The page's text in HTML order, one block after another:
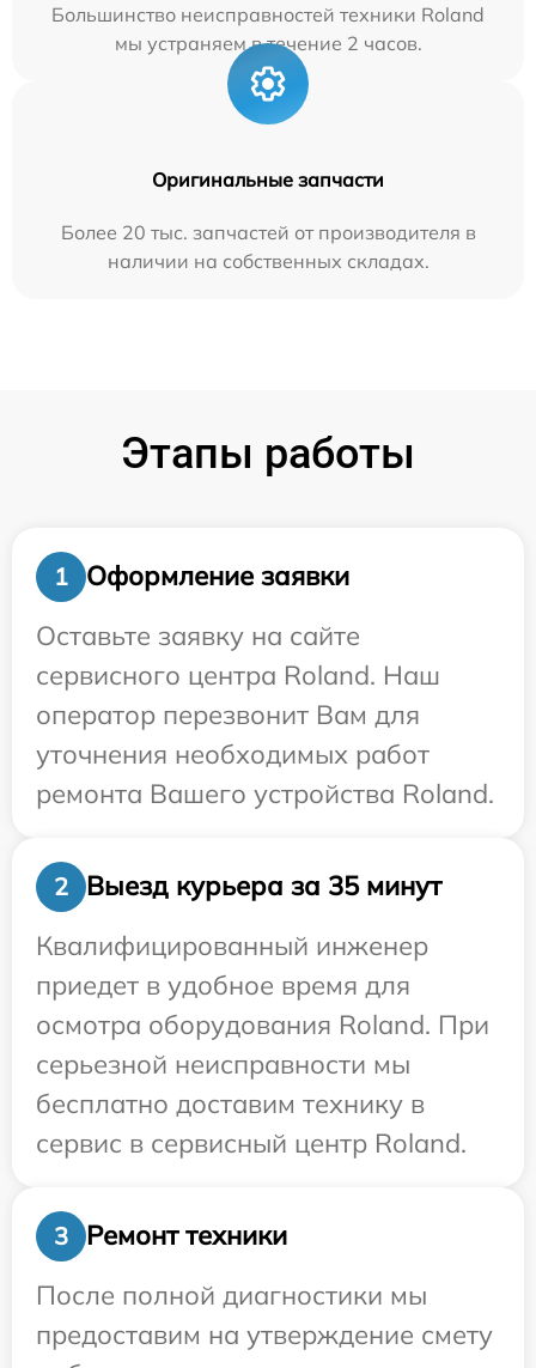
Большинство неисправностей техники Roland
мы устраняем в течение 2 часов.
Оригинальные запчасти
Более 20 тыс. запчастей от производителя в
наличии на собственных складах.
Этапы работы
1
Оформление заявки
Оставьте заявку на сайте
сервисного центра Roland. Наш
оператор перезвонит Вам для
уточнения необходимых работ
ремонта Вашего устройства Roland.
2
Выезд курьера за 35 минут
Квалифицированный инженер
приедет в удобное время для
осмотра оборудования Roland. При
серьезной неисправности мы
бесплатно доставим технику в
сервис в сервисный центр Roland.
3
Ремонт техники
После полной диагностики мы
предоставим на утверждение смету